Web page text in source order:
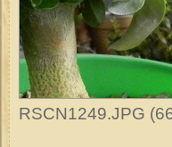
RSCN1249.JPG